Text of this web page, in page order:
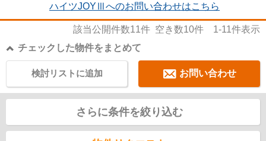
ハイツJOYⅢへのお問い合わせはこちら
該当公開件数11件 空き数10件 1-11件表示
チェックした物件をまとめて
お問い合わせ
検討リストに追加
さらに条件を絞り込む